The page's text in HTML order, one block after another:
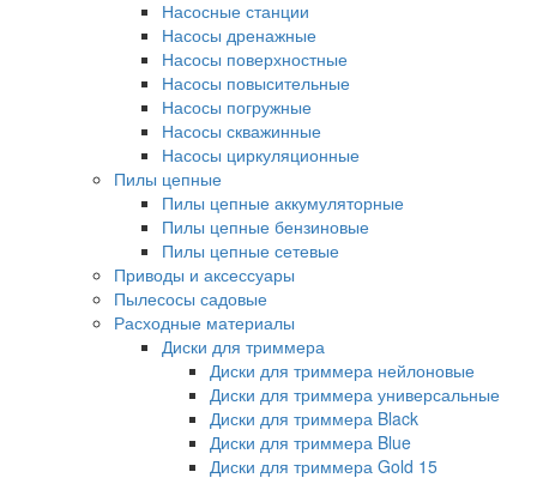
Насосные станции
Насосы дренажные
Насосы поверхностные
Насосы повысительные
Насосы погружные
Насосы скважинные
Насосы циркуляционные
Пилы цепные
Пилы цепные аккумуляторные
Пилы цепные бензиновые
Пилы цепные сетевые
Приводы и аксессуары
Пылесосы садовые
Расходные материалы
Диски для триммера
Диски для триммера нейлоновые
Диски для триммера универсальные
Диски для триммера Black
Диски для триммера Blue
Диски для триммера Gold 15